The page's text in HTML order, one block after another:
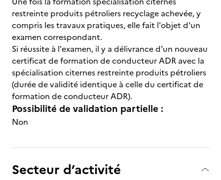
restreinte produits pétroliers recyclage achevée, y
compris les travaux pratiques, elle fait l'objet d'un
examen correspondant.
Si réussite à l'examen, il y a délivrance d'un nouveau
certificat de formation de conducteur ADR avec la
spécialisation citernes restreinte produits pétroliers
(durée de validité identique à celle du certificat de
formation de conducteur ADR).
Possibilité de validation partielle :
Non
Secteur d’activité